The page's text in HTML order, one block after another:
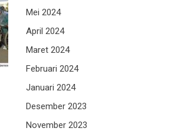
Mei 2024
April 2024
Maret 2024
Februari 2024
Januari 2024
Desember 2023
November 2023